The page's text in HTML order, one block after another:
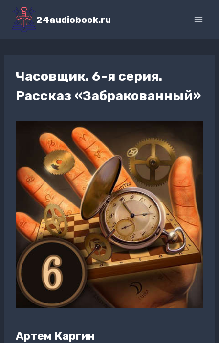
Перейти
содержимому
24audiobook.ru
Часовщик. 6-я серия.
Рассказ «Забракованный»
Артем Каргин